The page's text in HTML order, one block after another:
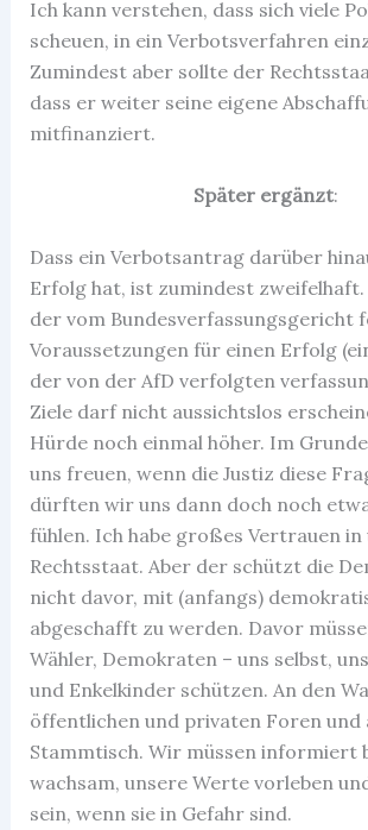
Ich kann verstehen, dass sich viele
scheuen, in ein Verbotsverfahren
Zumindest aber sollte der
dass er weiter seine eigene
mitfinanziert.
Später ergänzt:
Dass ein Verbotsantrag darüber
Erfolg hat, ist zumindest
der vom Bundesverfassungsgericht
Voraussetzungen für einen Erfolg
der von der AfD verfolgten
Ziele darf nicht aussichtslos
Hürde noch einmal höher. Im
uns freuen, wenn die Justiz diese
dürften wir uns dann doch noch
fühlen. Ich habe großes Vertrauen in
Rechtsstaat. Aber der schützt die
nicht davor, mit (anfangs)
abgeschafft zu werden. Davor
Wähler, Demokraten – uns selbst,
und Enkelkinder schützen. An den
öffentlichen und privaten Foren und
Stammtisch. Wir müssen informiert
wachsam, unsere Werte vorleben
sein, wenn sie in Gefahr sind.